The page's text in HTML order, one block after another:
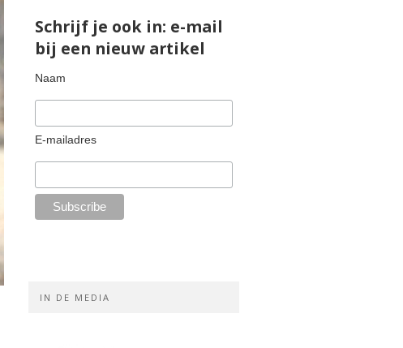
Schrijf je ook in: e-mail
bij een nieuw artikel
Naam
E-mailadres
IN DE MEDIA